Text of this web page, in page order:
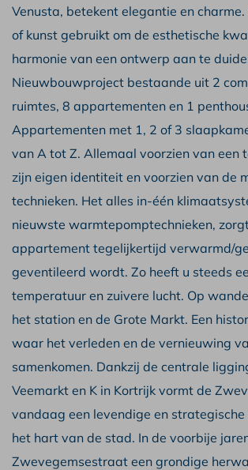
Venusta, betekent elegantie en
of kunst gebruikt om de esthetische
harmonie van een ontwerp aan te
Nieuwbouwproject bestaande uit 2
ruimtes, 8 appartementen en 1
Appartementen met 1, 2 of 3
van A tot Z. Allemaal voorzien van een
zijn eigen identiteit en voorzien van de
technieken. Het alles in-één
nieuwste warmtepomptechnieken,
appartement tegelijkertijd verwarmd/
geventileerd wordt. Zo heeft u steeds
temperatuur en zuivere lucht. Op
het station en de Grote Markt. Een
waar het verleden en de vernieuwing
samenkomen. Dankzij de centrale
Veemarkt en K in Kortrijk vormt de
vandaag een levendige en
het hart van de stad. In de voorbije
Zwevegemsestraat een grondige